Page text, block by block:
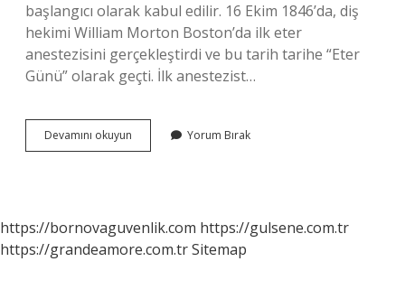
başlangıcı olarak kabul edilir. 16 Ekim 1846’da, diş
hekimi William Morton Boston’da ilk eter
anestezisini gerçekleştirdi ve bu tarih tarihe “Eter
Günü” olarak geçti. İlk anestezist…
Devamını okuyun Anestezinin
Kelime
Yorum Bırak
https://bornovaguvenlik.com https://gulsene.com.tr
https://grandeamore.com.trSitemap